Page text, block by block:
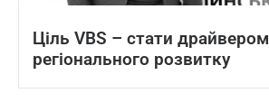
Ціль VBS – стати драйвером
регіонального розвитку